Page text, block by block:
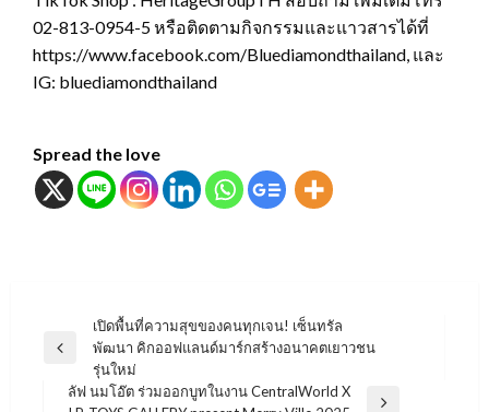
02-813-0954-5 หรือติดตามกิจกรรมและแาวสารได้ที่
https://www.facebook.com/Bluediamondthailand, และ
IG: bluediamondthailand
Spread the love
แนะแนว
เรื่อง
Previous
เปิดพื้นที่ความสุขของคนทุกเจน! เซ็นทรัล
พัฒนา คิกออฟแลนด์มาร์กสร้างอนาคตเยาวชน
รุ่นใหม่
ลัฟ นมโอ๊ต ร่วมออกบูทในงาน CentralWorld X